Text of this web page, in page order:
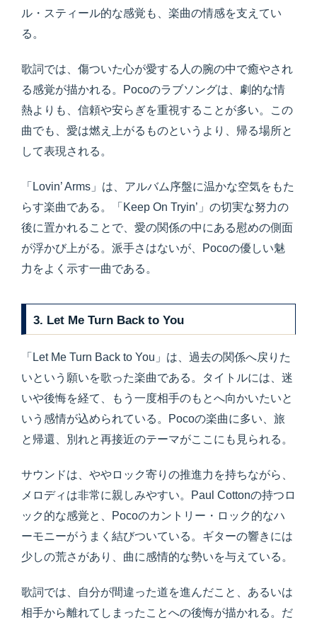
ル・スティール的な感覚も、楽曲の情感を支えてい
る。
歌詞では、傷ついた心が愛する人の腕の中で癒やされ
る感覚が描かれる。Pocoのラブソングは、劇的な情
熱よりも、信頼や安らぎを重視することが多い。この
曲でも、愛は燃え上がるものというより、帰る場所と
して表現される。
「Lovin’ Arms」は、アルバム序盤に温かな空気をもた
らす楽曲である。「Keep On Tryin’」の切実な努力の
後に置かれることで、愛の関係の中にある慰めの側面
が浮かび上がる。派手さはないが、Pocoの優しい魅
力をよく示す一曲である。
3. Let Me Turn Back to You
「Let Me Turn Back to You」は、過去の関係へ戻りた
いという願いを歌った楽曲である。タイトルには、迷
いや後悔を経て、もう一度相手のもとへ向かいたいと
いう感情が込められている。Pocoの楽曲に多い、旅
と帰還、別れと再接近のテーマがここにも見られる。
サウンドは、ややロック寄りの推進力を持ちながら、
メロディは非常に親しみやすい。Paul Cottonの持つロ
ック的な感覚と、Pocoのカントリー・ロック的なハ
ーモニーがうまく結びついている。ギターの響きには
少しの荒さがあり、曲に感情的な勢いを与えている。
歌詞では、自分が間違った道を進んだこと、あるいは
相手から離れてしまったことへの後悔が描かれる。だ